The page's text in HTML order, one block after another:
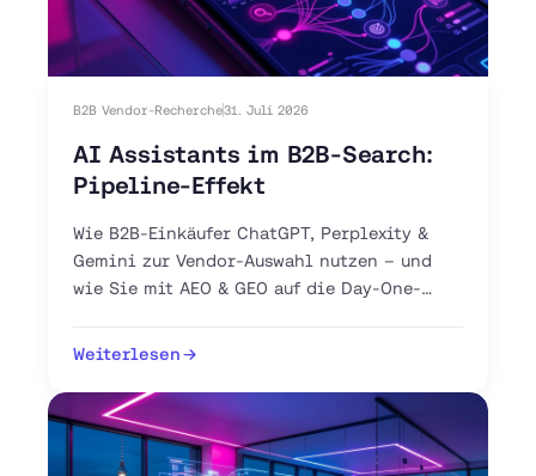
B2B Vendor-Recherche31. Juli 2026
AI Assistants im B2B-Search:
Pipeline-Effekt
Wie B2B-Einkäufer ChatGPT, Perplexity &
Gemini zur Vendor-Auswahl nutzen – und
wie Sie mit AEO & GEO auf die Day-One-
Weiterlesen